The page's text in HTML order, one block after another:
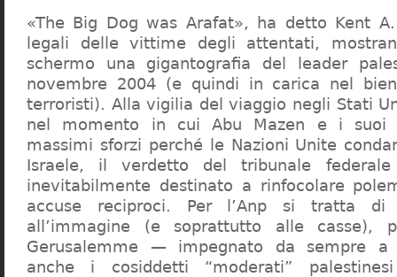
«The Big Dog was Arafat», ha detto Kent
legali delle vittime degli attentati,
schermo una gigantografia del leader
novembre 2004 (e quindi in carica nel
terroristi). Alla vigilia del viaggio negli Stati
nel momento in cui Abu Mazen e i suoi
massimi sforzi perché le Nazioni Unite
Israele, il verdetto del tribunale
inevitabilmente destinato a rinfocolare
accuse reciproci. Per l’Anp si tratta
all’immagine (e soprattutto alle casse),
Gerusalemme — impegnato da sempre a
anche i cosiddetti “moderati”